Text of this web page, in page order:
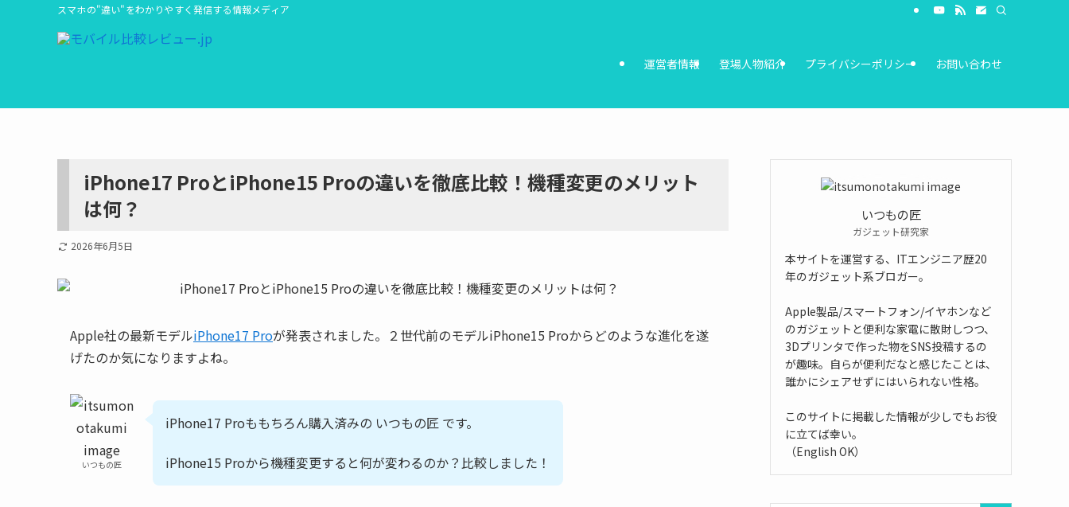
スマホの"違い"をわかりやすく発信する情報メディア
運営者情報 登場人物紹介 プライバシーポリシー お問い合わせ
iPhone17 ProとiPhone15 Proの違いを徹底比較！機種変更のメリット
は何？
2026年6月5日
Apple社の最新モデルiPhone17 Proが発表されました。２世代前のモデルiPhone15 Proからどのような進化を遂
げたのか気になりますよね。
いつもの匠
iPhone17 Proももちろん購入済みの いつもの匠 です。
iPhone15 Proから機種変更すると何が変わるのか？比較しました！
いつもの匠
ガジェット研究家
本サイトを運営する、ITエンジニア歴20
年のガジェット系ブロガー。
Apple製品/スマートフォン/イヤホンなど
のガジェットと便利な家電に散財しつつ、
3Dプリンタで作った物をSNS投稿するの
が趣味。自らが便利だなと感じたことは、
誰かにシェアせずにはいられない性格。
このサイトに掲載した情報が少しでもお役
に立てば幸い。
（English OK）